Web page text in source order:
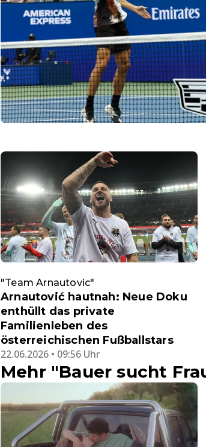
"Team Arnautovic"
Arnautović hautnah: Neue Doku
enthüllt das private
Familienleben des
österreichischen Fußballstars
22.06.2026 • 09:56 Uhr
Mehr "Bauer sucht